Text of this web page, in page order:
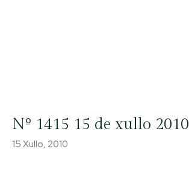
Nº 1415 15 de xullo 2010
15 Xullo, 2010